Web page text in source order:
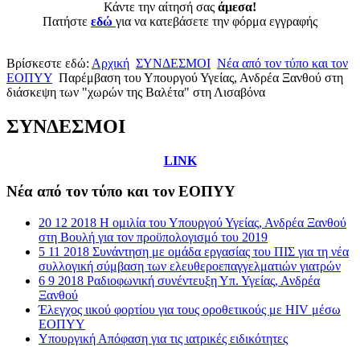
Κάντε την αίτησή σας άμεσα!
Πατήστε εδώ για να κατεβάσετε την φόρμα εγγραφής
Βρίσκεστε εδώ: Αρχική ΣΥΝΔΕΣΜΟΙ Νέα από τον τύπο και τον
ΕΟΠΥΥ Παρέμβαση του Υπουργού Υγείας, Ανδρέα Ξανθού στη
διάσκεψη των "χωρών της Βαλέτα" στη Λισαβόνα
ΣΥΝΔΕΣΜΟΙ
LINK
Νέα από τον τύπο και τον ΕΟΠΥΥ
20 12 2018 Η ομιλία του Υπουργού Υγείας, Ανδρέα Ξανθού
στη Βουλή για τον προϋπολογισμό του 2019
5 11 2018 Συνάντηση με ομάδα εργασίας του ΠΙΣ για τη νέα
συλλογική σύμβαση των ελευθεροεπαγγελματιών γιατρών
6 9 2018 Ραδιοφωνική συνέντευξη Υπ. Υγείας, Ανδρέα
Ξανθού
Έλεγχος ιικού φορτίου για τους οροθετικούς με HIV μέσω
ΕΟΠΥΥ
Υπουργική Απόφαση για τις ιατρικές ειδικότητες